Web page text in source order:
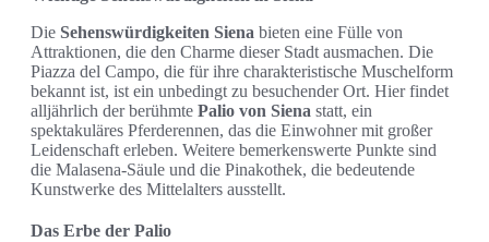
Die Sehenswürdigkeiten Siena bieten eine Fülle von
Attraktionen, die den Charme dieser Stadt ausmachen. Die
Piazza del Campo, die für ihre charakteristische Muschelform
bekannt ist, ist ein unbedingt zu besuchender Ort. Hier findet
alljährlich der berühmte Palio von Siena statt, ein
spektakuläres Pferderennen, das die Einwohner mit großer
Leidenschaft erleben. Weitere bemerkenswerte Punkte sind
die Malasena-Säule und die Pinakothek, die bedeutende
Kunstwerke des Mittelalters ausstellt.
Das Erbe der Palio